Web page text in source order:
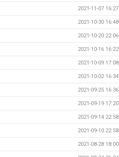
2021-11-07 16:27
2021-10-30 16:48
2021-10-20 22:06
2021-10-16 16:22
2021-10-09 17:08
2021-10-02 16:34
2021-09-25 16:36
2021-09-19 17:20
2021-09-14 22:58
2021-09-10 22:58
2021-08-28 18:00